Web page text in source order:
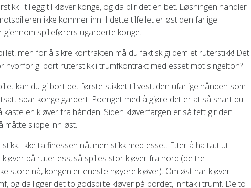
i tillegg til kløver konge, og da blir det en bet. Løsningen handler
ikke kommer inn. I dette tilfellet er øst den farlige
spilleførers ugarderte konge.
men for å sikre kontrakten må du faktisk gi dem et ruterstikk! Det
hvorfor gi bort ruterstikk i trumfkontrakt med esset mot singelton?
kan du gi bort det første stikket til vest, den ufarlige hånden som
spar konge gardert. Poenget med å gjøre det er at så snart du
en kløver fra hånden. Siden kløverfargen er så tett gir den
måtte slippe inn øst.
Ikke ta finessen nå, men stikk med esset. Etter å ha tatt ut
på ruter ess, så spilles stor kløver fra nord (de tre
store nå, kongen er eneste høyere kløver). Om øst har kløver
og da ligger det to godspilte kløver på bordet, inntak i trumf. De to